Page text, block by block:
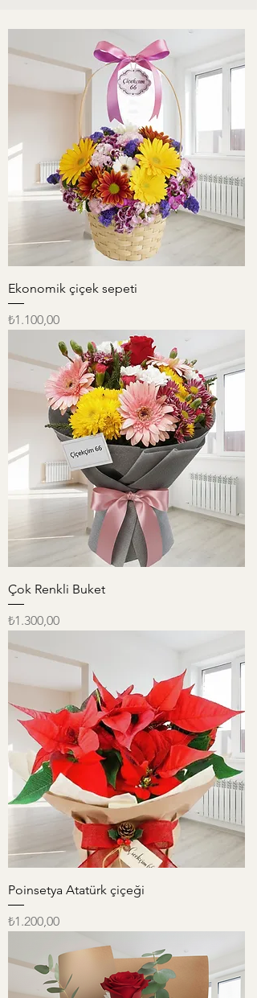
Ekonomik çiçek sepeti
Fiyat
₺1.100,00
Çok Renkli Buket
Fiyat
₺1.300,00
Poinsetya Atatürk çiçeği
Fiyat
₺1.200,00